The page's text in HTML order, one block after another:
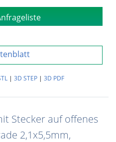
| 3D STEP| 3D PDF
Stecker auf offenes
2,1x5,5mm,